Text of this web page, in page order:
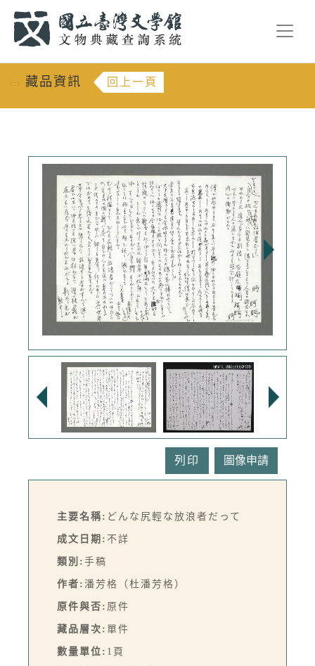
::: 藏品資訊 回上一頁
列印
主要名稱: どんな尻輕な放浪者だって
成文日期: 不詳
類別: 手稿
作者: 潘芳格（杜潘芳格）
原件與否: 原件
藏品層次: 單件
數量單位: 1頁